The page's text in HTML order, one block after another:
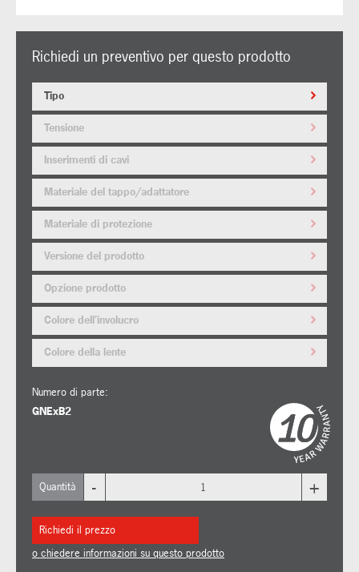
Richiedi un preventivo per questo prodotto
Tipo
Tensione
Inserimenti di cavi
Materiale del tappo/adattatore
Materiale di protezione
Versione del prodotto
Opzione prodotto
Colore dell'involucro
Colore della lente
Numero di parte:
GNExB2
Quantità - +
Richiedi il prezzo
o chiedere informazioni su questo prodotto